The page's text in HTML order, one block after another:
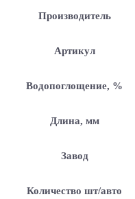
Производитель
Артикул
Водопоглощение, %
Длина, мм
Завод
Количество шт/авто